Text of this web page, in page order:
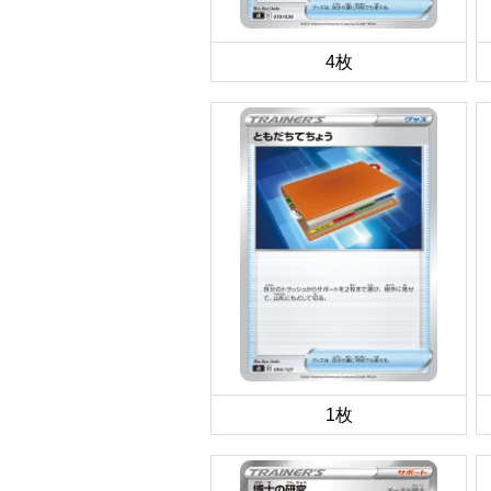
4枚
1枚